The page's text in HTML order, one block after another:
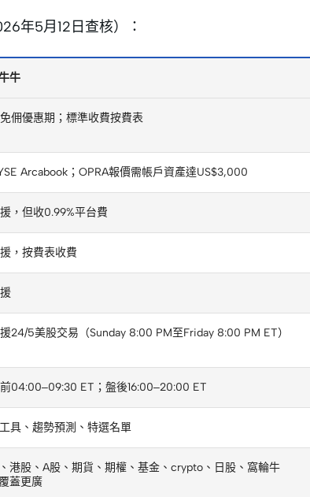
年5月12日查核）：
牛
佣優惠期；標準收費按費表
Arcabook；OPRA報價需帳戶資產達US$3,000
，但收0.99%平台費
，按費表收費
24/5美股交易（Sunday 8:00 PM至Friday 8:00 PM ET）
04:00–09:30 ET；盤後16:00–20:00 ET
具、趨勢預測、特選名單
港股、A股、期貨、期權、基金、crypto、日股、窩輪牛
蓋更廣